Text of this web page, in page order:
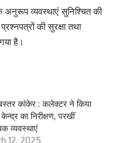
के अनुरूप व्यवस्थाएं सुनिश्चित की
की सुरक्षा तथा
है।
कांकेर : कलेक्टर ने किया
केन्द्र का निरीक्षण, परखीं
व्यवस्थाएं
12, 2025